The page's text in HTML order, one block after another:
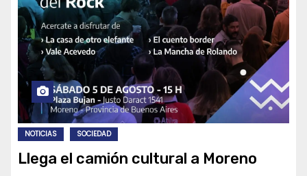
NOTICIAS SOCIEDAD
Llega el camión cultural a Moreno